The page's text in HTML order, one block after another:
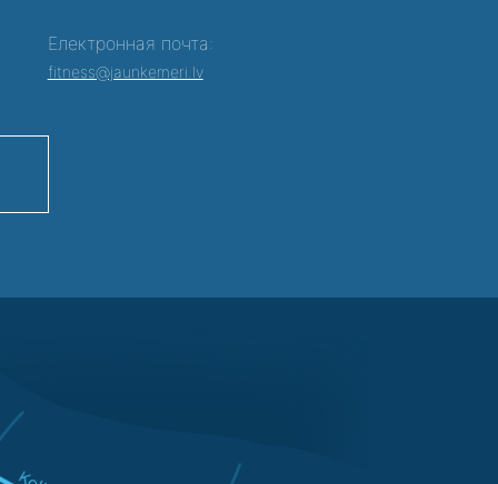
Електронная почта:
fitness@jaunkemeri.lv